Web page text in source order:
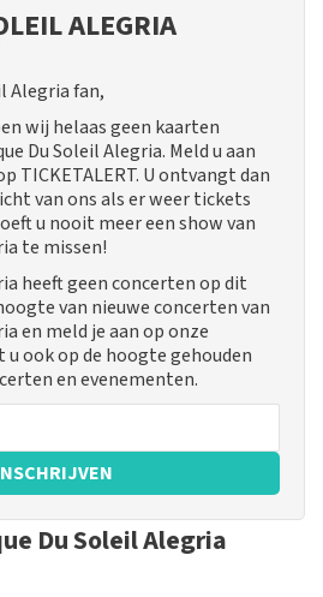
ALEGRIA
Alegria fan,
wij helaas geen kaarten
Du Soleil Alegria. Meld u aan
TICKETALERT. U ontvangt dan
van ons als er weer tickets
u nooit meer een show van
te missen!
heeft geen concerten op dit
van nieuwe concerten van
en meld je aan op onze
ook op de hoogte gehouden
en evenementen.
Du Soleil Alegria